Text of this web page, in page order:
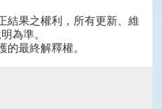
結果之權利，所有更新、維
為準。
最終解釋權。